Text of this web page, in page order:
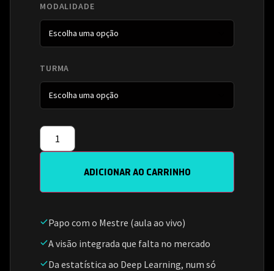
MODALIDADE
TURMA
ADICIONAR AO CARRINHO
Papo com o Mestre (aula ao vivo)
A visão integrada que falta no mercado
Da estatística ao Deep Learning, num só